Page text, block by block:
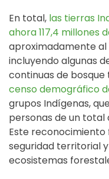
En total, las tierras
ahora 117,4 millones
aproximadamente al
incluyendo algunas
continuas de
censo demográfico
grupos Indígenas,
personas de un total
Este
seguridad territorial
ecosistemas